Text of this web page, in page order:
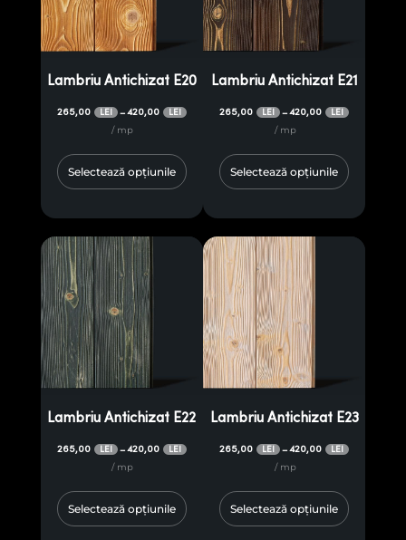
Lambriu Antichizat E20
265,00 LEI –420,00 LEI
/ mp
Selectează opțiunile
Lambriu Antichizat E21
265,00 LEI –420,00 LEI
/ mp
Selectează opțiunile
Lambriu Antichizat E22
265,00 LEI –420,00 LEI
/ mp
Selectează opțiunile
Lambriu Antichizat E23
265,00 LEI –420,00 LEI
/ mp
Selectează opțiunile